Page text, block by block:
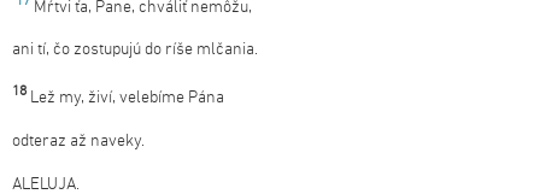
Mŕtvi ťa, Pane, chváliť nemôžu,
ani tí, čo zostupujú do ríše mlčania.
18 Lež my, živí, velebíme Pána
odteraz až naveky.
ALELUJA.